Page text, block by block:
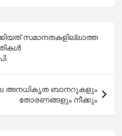
er
ail ar
സമാനതകളില്ലാത്ത
അനധികൃത ബാനറുകളും
തോരണങ്ങളും നീക്കും